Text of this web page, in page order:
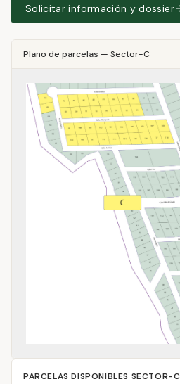
Solicitar información y dossier
Plano de parcelas — Sector-C
PARCELAS DISPONIBLES SECTOR-C